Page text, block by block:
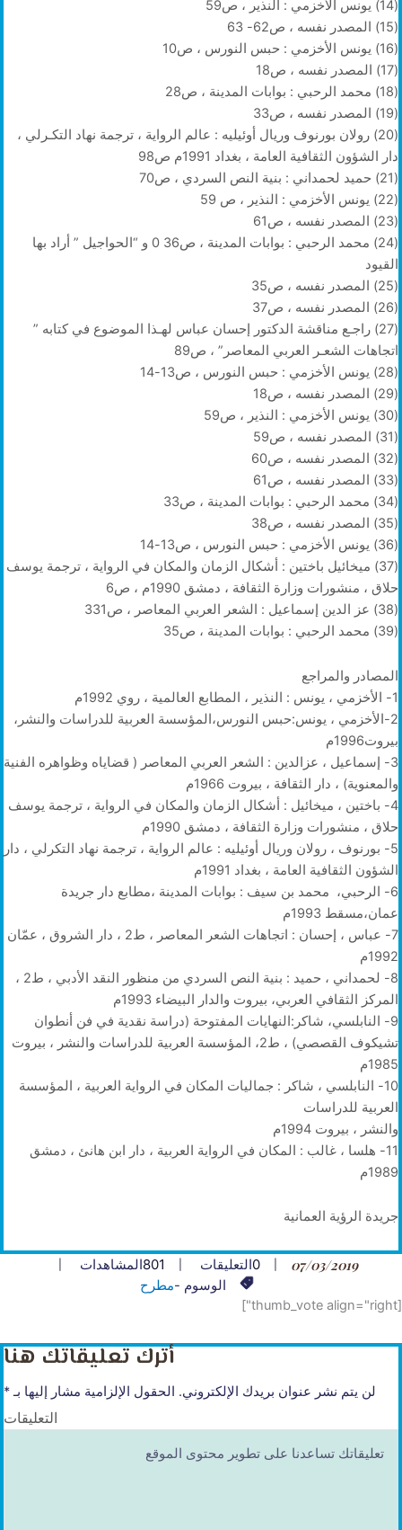
(14) يونس الأخزمي : النذير ، ص59
(15) المصدر نفسه ، ص62- 63
(16) يونس الأخزمي : حبس النورس ، ص10
(17) المصدر نفسه ، ص18
(18) محمد الرحبي : بوابات المدينة ، ص28
(19) المصدر نفسه ، ص33
(20) رولان بورنوف وريال أوئيليه : عالم الرواية ، ترجمة نهاد التكـرلي ،
دار الشؤون الثقافية العامة ، بغداد 1991م ص98
(21) حميد لحمداني : بنية النص السردي ، ص70
(22) يونس الأخزمي : النذير ، ص 59
(23) المصدر نفسه ، ص61
(24) محمد الرحبي : بوابات المدينة ، ص36 0 و “الحواجيل ” أراد بها
القيود
(25) المصدر نفسه ، ص35
(26) المصدر نفسه ، ص37
(27) راجـع مناقشة الدكتور إحسان عباس لهـذا الموضوع في كتابه ”
اتجاهات الشعـر العربي المعاصر” ، ص89
(28) يونس الأخزمي : حبس النورس ، ص13-14
(29) المصدر نفسه ، ص18
(30) يونس الأخزمي : النذير ، ص59
(31) المصدر نفسه ، ص59
(32) المصدر نفسه ، ص60
(33) المصدر نفسه ، ص61
(34) محمد الرحبي : بوابات المدينة ، ص33
(35) المصدر نفسه ، ص38
(36) يونس الأخزمي : حبس النورس ، ص13-14
(37) ميخائيل باختين : أشكال الزمان والمكان في الرواية ، ترجمة يوسف
حلاق ، منشورات وزارة الثقافة ، دمشق 1990م ، ص6
(38) عز الدين إسماعيل : الشعر العربي المعاصر ، ص331
(39) محمد الرحبي : بوابات المدينة ، ص35
المصادر والمراجع
1- الأخزمي ، يونس : النذير ، المطابع العالمية ، روي 1992م
2-الأخزمي ، يونس:حبس النورس،المؤسسة العربية للدراسات والنشر،
بيروت1996م
3- إسماعيل ، عزالدين : الشعر العربي المعاصر ( قضاياه وظواهره الفنية
والمعنوية) ، دار الثقافة ، بيروت 1966م
4- باختين ، ميخائيل : أشكال الزمان والمكان في الرواية ، ترجمة يوسف
حلاق ، منشورات وزارة الثقافة ، دمشق 1990م
5- بورنوف ، رولان وريال أوئيليه : عالم الرواية ، ترجمة نهاد التكرلي ، دار
الشؤون الثقافية العامة ، بغداد 1991م
6- الرحبي، محمد بن سيف : بوابات المدينة ،مطابع دار جريدة
عمان،مسقط 1993م
7- عباس ، إحسان : اتجاهات الشعر المعاصر ، ط2 ، دار الشروق ، عمّان
1992م
8- لحمداني ، حميد : بنية النص السردي من منظور النقد الأدبي ، ط2 ،
المركز الثقافي العربي، بيروت والدار البيضاء 1993م
9- النابلسي، شاكر:النهايات المفتوحة (دراسة نقدية في فن أنطوان
تشيكوف القصصي) ، ط2، المؤسسة العربية للدراسات والنشر ، بيروت
1985م
10- النابلسي ، شاكر : جماليات المكان في الرواية العربية ، المؤسسة
العربية للدراسات
والنشر ، بيروت 1994م
11- هلسا ، غالب : المكان في الرواية العربية ، دار ابن هانئ ، دمشق
1989م
جريدة الرؤية العمانية
07/03/2019
0التعليقات 801المشاهدات
الوسوم -مطرح
[thumb_vote align="right"]
أترك تعليقاتك هنا
لن يتم نشر عنوان بريدك الإلكتروني. الحقول الإلزامية مشار إليها بـ*
التعليقات